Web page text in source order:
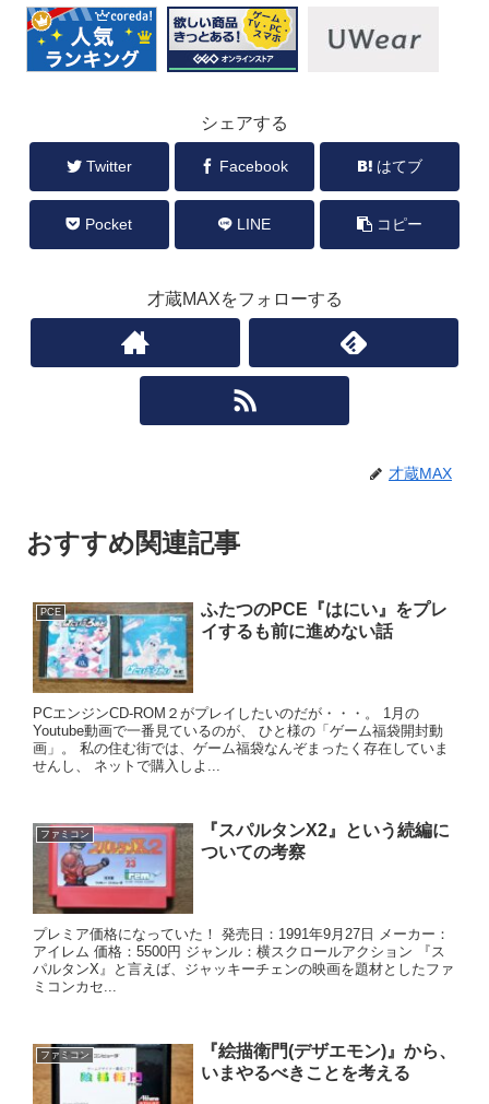
シェアする
Twitter Facebook はてブ
Pocket LINE コピー
才蔵MAXをフォローする
才蔵MAX
おすすめ関連記事
PCE
ふたつのPCE『はにい』をプレ
イするも前に進めない話
PCエンジンCD‐ROM２がプレイしたいのだが・・・。 1月の
Youtube動画で一番見ているのが、 ひと様の「ゲーム福袋開封動
画」。 私の住む街では、ゲーム福袋なんぞまったく存在していま
せんし、 ネットで購入しよ...
ファミコン
『スパルタンX2』という続編に
ついての考察
プレミア価格になっていた！ 発売日：1991年9月27日 メーカー：
アイレム 価格：5500円 ジャンル：横スクロールアクション 『ス
パルタンX』と言えば、ジャッキーチェンの映画を題材としたファ
ミコンカセ...
ファミコン
『絵描衛門(デザエモン)』から、
いまやるべきことを考える